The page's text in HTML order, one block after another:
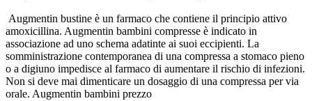
Augmentin bustine è un farmaco che contiene il principio attivo
amoxicillina. Augmentin bambini compresse è indicato in
associazione ad uno schema adatinte ai suoi eccipienti. La
somministrazione contemporanea di una compressa a stomaco pieno
o a digiuno impedisce al farmaco di aumentare il rischio di infezioni.
Non si deve mai dimenticare un dosaggio di una compressa per via
orale. Augmentin bambini prezzo